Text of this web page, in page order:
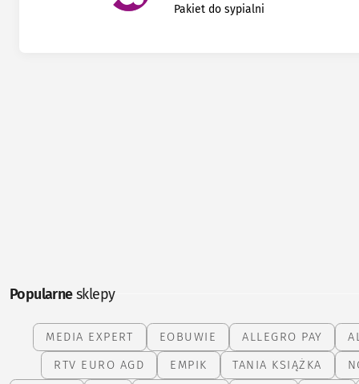
Pakiet do sypialni
Popularnesklepy
MEDIA EXPERT EOBUWIE ALLEGRO PAY
RTV EURO AGD
EMPIK TANIA KSIĄŻKA